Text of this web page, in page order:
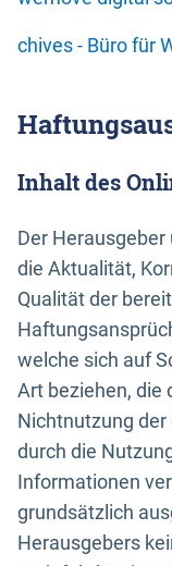
chives - Büro für
Inhalt des
Der
die Aktualität,
Qualität der
welche sich auf
Art beziehen, die
Nichtnutzung
durch die
Informationen
grundsätzlich
Herausgebers